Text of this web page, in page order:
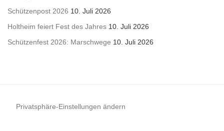
Schützenpost 2026 10. Juli 2026
Holtheim feiert Fest des Jahres 10. Juli 2026
Schützenfest 2026: Marschwege 10. Juli 2026
Privatsphäre-Einstellungen ändern